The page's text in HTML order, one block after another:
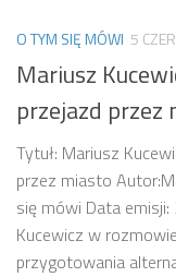
O TYM SIĘ MÓWI 5
Mariusz
przejazd przez
Tytuł: Mariusz
przez miasto
się mówi Data
Kucewicz w
przygotowania